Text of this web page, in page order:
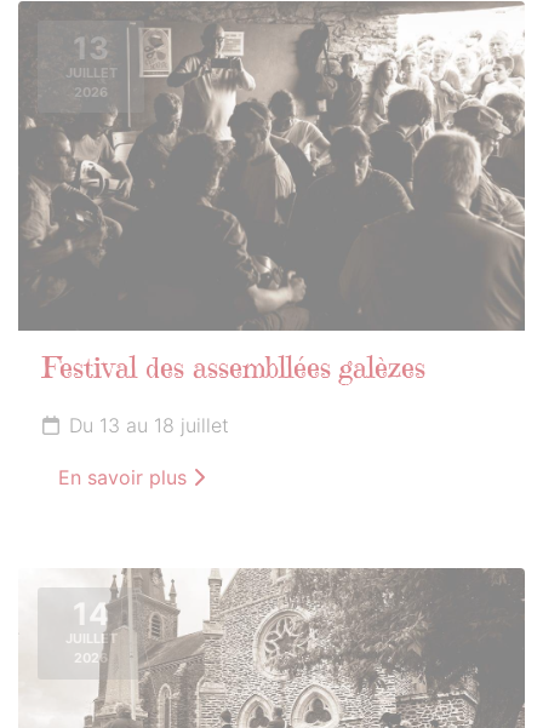
13
JUILLET
2026
Festival des assembllées galèzes
Du 13 au 18 juillet
En savoir plus
14
JUILLET
2026